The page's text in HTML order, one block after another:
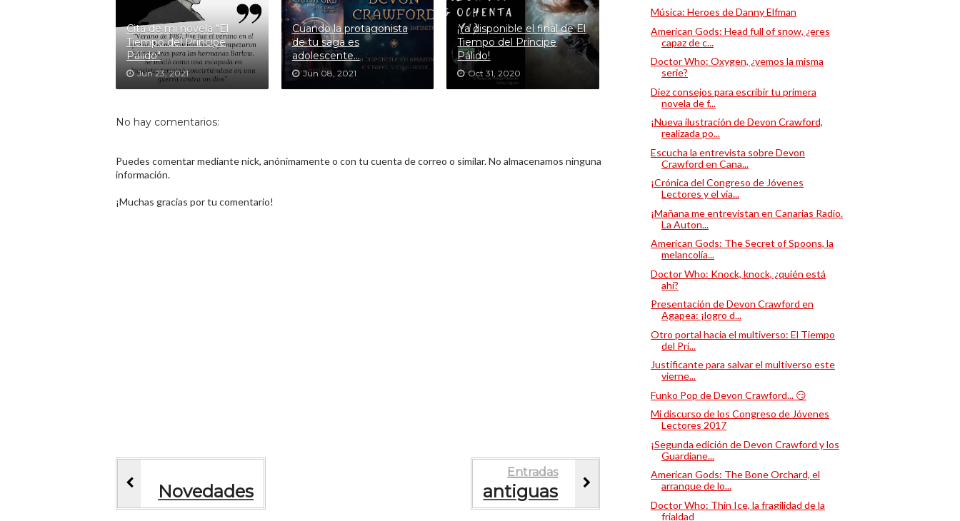
Cita de mi novela "El
Tiempo del Príncipe
Pálido"
Jun 23, 2021
Cuando la protagonista
de tu saga es
adolescente...
Jun 08, 2021
¡Ya disponible el final de El
Tiempo del Príncipe
Pálido!
Oct 31, 2020
No hay comentarios:
Puedes comentar mediante nick, anónimamente o con tu cuenta de correo o similar. No almacenamos ninguna
información.
¡Muchas gracias por tu comentario!
Novedades
Entradas
antiguas
Música: Heroes de Danny Elfman
American Gods: Head full of snow, ¿eres
capaz de c...
Doctor Who: Oxygen, ¿vemos la misma
serie?
Diez consejos para escribir tu primera
novela de f...
¡Nueva ilustración de Devon Crawford,
realizada po...
Escucha la entrevista sobre Devon
Crawford en Cana...
¡Crónica del Congreso de Jóvenes
Lectores y el via...
¡Mañana me entrevistan en Canarias Radio.
La Auton...
American Gods: The Secret of Spoons, la
melancolía...
Doctor Who: Knock, knock, ¿quién está
ahí?
Presentación de Devon Crawford en
Agapea: ¡logro d...
Otro portal hacia el multiverso: El Tiempo
del Prí...
Justificante para salvar el multiverso este
vierne...
Funko Pop de Devon Crawford... 😏
Mi discurso de los Congreso de Jóvenes
Lectores 2017
¡Segunda edición de Devon Crawford y los
Guardiane...
American Gods: The Bone Orchard, el
arranque de lo...
Doctor Who: Thin Ice, la fragilidad de la
frialdad